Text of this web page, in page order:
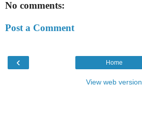
No comments:
Post a Comment
‹ Home
View web version